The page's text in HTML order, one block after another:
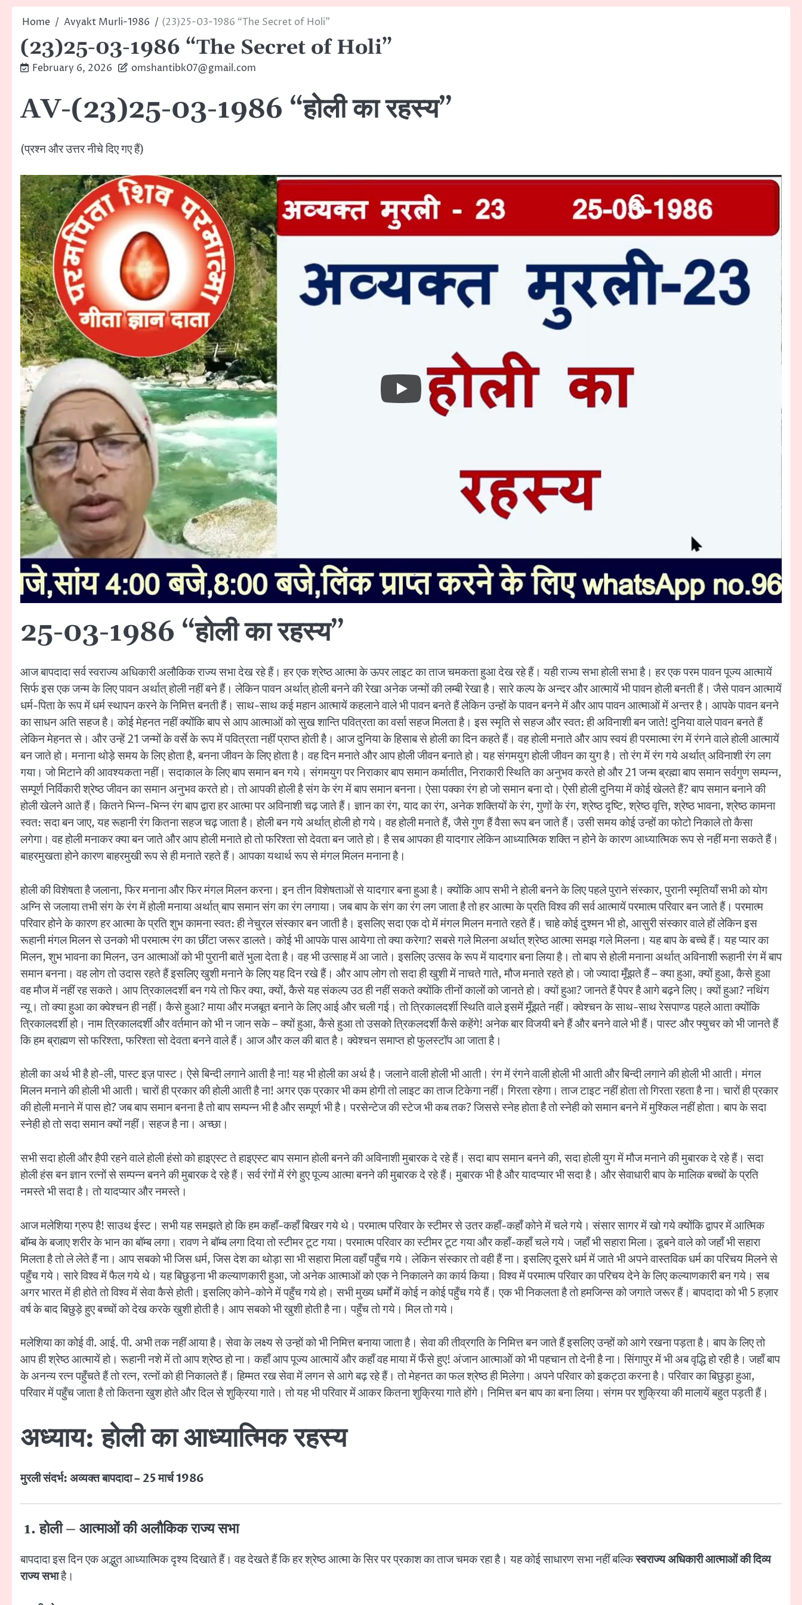
Home Avyakt Murli-1986 (23)25-03-1986 “The Secret of Holi”
(23)25-03-1986 “The Secret of Holi”
February 6, 2026 omshantibk07@gmail.com
AV-(23)25-03-1986 “होली का रहस्य”
(प्रश्न और उत्तर नीचे दिए गए हैं)
25-03-1986 “होली का रहस्य”
आज बापदादा सर्व स्वराज्य अधिकारी अलौकिक राज्य सभा देख रहे हैं। हर एक श्रेष्ठ आत्मा के ऊपर लाइट का ताज चमकता हुआ देख रहे हैं। यही राज्य सभा होली सभा है। हर एक परम पावन पूज्य आत्मायें
सिर्फ इस एक जन्म के लिए पावन अर्थात् होली नहीं बने हैं। लेकिन पावन अर्थात् होली बनने की रेखा अनेक जन्मों की लम्बी रेखा है। सारे कल्प के अन्दर और आत्मायें भी पावन होली बनती हैं। जैसे पावन आत्मायें
धर्म-पिता के रूप में धर्म स्थापन करने के निमित्त बनती हैं। साथ-साथ कई महान आत्मायें कहलाने वाले भी पावन बनते हैं लेकिन उन्हों के पावन बनने में और आप पावन आत्माओं में अन्तर है। आपके पावन बनने
का साधन अति सहज है। कोई मेहनत नहीं क्योंकि बाप से आप आत्माओं को सुख शान्ति पवित्रता का वर्सा सहज मिलता है। इस स्मृति से सहज और स्वत: ही अविनाशी बन जाते! दुनिया वाले पावन बनते हैं
लेकिन मेहनत से। और उन्हें 21 जन्मों के वर्से के रूप में पवित्रता नहीं प्राप्त होती है। आज दुनिया के हिसाब से होली का दिन कहते हैं। वह होली मनाते और आप स्वयं ही परमात्मा रंग में रंगने वाले होली आत्मायें
बन जाते हो। मनाना थोड़े समय के लिए होता है, बनना जीवन के लिए होता है। वह दिन मनाते और आप होली जीवन बनाते हो। यह संगमयुग होली जीवन का युग है। तो रंग में रंग गये अर्थात् अविनाशी रंग लग
गया। जो मिटाने की आवश्यकता नहीं। सदाकाल के लिए बाप समान बन गये। संगमयुग पर निराकार बाप समान कर्मातीत, निराकारी स्थिति का अनुभव करते हो और 21 जन्म ब्रह्मा बाप समान सर्वगुण सम्पन्न,
सम्पूर्ण निर्विकारी श्रेष्ठ जीवन का समान अनुभव करते हो। तो आपकी होली है संग के रंग में बाप समान बनना। ऐसा पक्का रंग हो जो समान बना दो। ऐसी होली दुनिया में कोई खेलते हैं? बाप समान बनाने की
होली खेलने आते हैं। कितने भिन्न-भिन्न रंग बाप द्वारा हर आत्मा पर अविनाशी चढ़ जाते हैं। ज्ञान का रंग, याद का रंग, अनेक शक्तियों के रंग, गुणों के रंग, श्रेष्ठ दृष्टि, श्रेष्ठ वृत्ति, श्रेष्ठ भावना, श्रेष्ठ कामना
स्वत: सदा बन जाए, यह रूहानी रंग कितना सहज चढ़ जाता है। होली बन गये अर्थात् होली हो गये। वह होली मनाते हैं, जैसे गुण हैं वैसा रूप बन जाते हैं। उसी समय कोई उन्हों का फोटो निकाले तो कैसा
लगेगा। वह होली मनाकर क्या बन जाते और आप होली मनाते हो तो फरिश्ता सो देवता बन जाते हो। है सब आपका ही यादगार लेकिन आध्यात्मिक शक्ति न होने के कारण आध्यात्मिक रूप से नहीं मना सकते हैं।
बाहरमुखता होने कारण बाहरमुखी रूप से ही मनाते रहते हैं। आपका यथार्थ रूप से मंगल मिलन मनाना है।
होली की विशेषता है जलाना, फिर मनाना और फिर मंगल मिलन करना। इन तीन विशेषताओं से यादगार बना हुआ है। क्योंकि आप सभी ने होली बनने के लिए पहले पुराने संस्कार, पुरानी स्मृतियाँ सभी को योग
अग्नि से जलाया तभी संग के रंग में होली मनाया अर्थात् बाप समान संग का रंग लगाया। जब बाप के संग का रंग लग जाता है तो हर आत्मा के प्रति विश्व की सर्व आत्मायें परमात्म परिवार बन जाते हैं। परमात्म
परिवार होने के कारण हर आत्मा के प्रति शुभ कामना स्वत: ही नेचुरल संस्कार बन जाती है। इसलिए सदा एक दो में मंगल मिलन मनाते रहते हैं। चाहे कोई दुश्मन भी हो, आसुरी संस्कार वाले हों लेकिन इस
रूहानी मंगल मिलन से उनको भी परमात्म रंग का छींटा जरूर डालते। कोई भी आपके पास आयेगा तो क्या करेगा? सबसे गले मिलना अर्थात् श्रेष्ठ आत्मा समझ गले मिलना। यह बाप के बच्चे हैं। यह प्यार का
मिलन, शुभ भावना का मिलन, उन आत्माओं को भी पुरानी बातें भुला देता है। वह भी उत्साह में आ जाते। इसलिए उत्सव के रूप में यादगार बना लिया है। तो बाप से होली मनाना अर्थात् अविनाशी रूहानी रंग में बाप
समान बनना। वह लोग तो उदास रहते हैं इसलिए खुशी मनाने के लिए यह दिन रखे हैं। और आप लोग तो सदा ही खुशी में नाचते गाते, मौज मनाते रहते हो। जो ज्यादा मूँझते हैं – क्या हुआ, क्यों हुआ, कैसे हुआ
वह मौज में नहीं रह सकते। आप त्रिकालदर्शी बन गये तो फिर क्या, क्यों, कैसे यह संकल्प उठ ही नहीं सकते क्योंकि तीनों कालों को जानते हो। क्यों हुआ? जानते हैं पेपर है आगे बढ़ने लिए। क्यों हुआ? नथिंग
न्यू। तो क्या हुआ का क्वेश्चन ही नहीं। कैसे हुआ? माया और मजबूत बनाने के लिए आई और चली गई। तो त्रिकालदर्शी स्थिति वाले इसमें मूँझते नहीं। क्वेश्चन के साथ-साथ रेसपाण्ड पहले आता क्योंकि
त्रिकालदर्शी हो। नाम त्रिकालदर्शी और वर्तमान को भी न जान सके – क्यों हुआ, कैसे हुआ तो उसको त्रिकलदर्शी कैसे कहेंगे! अनेक बार विजयी बने हैं और बनने वाले भी हैं। पास्ट और फ्युचर को भी जानते हैं
कि हम ब्राह्मण सो फरिश्ता, फरिश्ता सो देवता बनने वाले हैं। आज और कल की बात है। क्वेश्चन समाप्त हो फुलस्टॉप आ जाता है।
होली का अर्थ भी है हो-ली, पास्ट इज़ पास्ट। ऐसे बिन्दी लगाने आती है ना! यह भी होली का अर्थ है। जलाने वाली होली भी आती। रंग में रंगने वाली होली भी आती और बिन्दी लगाने की होली भी आती। मंगल
मिलन मनाने की होली भी आती। चारों ही प्रकार की होली आती है ना! अगर एक प्रकार भी कम होगी तो लाइट का ताज टिकेगा नहीं। गिरता रहेगा। ताज टाइट नहीं होता तो गिरता रहता है ना। चारों ही प्रकार
की होली मनाने में पास हो? जब बाप समान बनना है तो बाप सम्पन्न भी है और सम्पूर्ण भी है। परसेन्टेज की स्टेज भी कब तक? जिससे स्नेह होता है तो स्नेही को समान बनने में मुश्किल नहीं होता। बाप के सदा
स्नेही हो तो सदा समान क्यों नहीं। सहज है ना। अच्छा।
सभी सदा होली और हैपी रहने वाले होली हंसो को हाइएस्ट ते हाइएस्ट बाप समान होली बनने की अविनाशी मुबारक दे रहे हैं। सदा बाप समान बनने की, सदा होली युग में मौज मनाने की मुबारक दे रहे हैं। सदा
होली हंस बन ज्ञान रत्नों से सम्पन्न बनने की मुबारक दे रहे हैं। सर्व रंगों में रंगे हुए पूज्य आत्मा बनने की मुबारक दे रहे हैं। मुबारक भी है और यादप्यार भी सदा है। और सेवाधारी बाप के मालिक बच्चों के प्रति
नमस्ते भी सदा है। तो यादप्यार और नमस्ते।
आज मलेशिया ग्रुप है! साउथ ईस्ट। सभी यह समझते हो कि हम कहाँ-कहाँ बिखर गये थे। परमात्म परिवार के स्टीमर से उतर कहाँ-कहाँ कोने में चले गये। संसार सागर में खो गये क्योंकि द्वापर में आत्मिक
बॉम्ब के बजाए शरीर के भान का बॉम्ब लगा। रावण ने बॉम्ब लगा दिया तो स्टीमर टूट गया। परमात्म परिवार का स्टीमर टूट गया और कहाँ-कहाँ चले गये। जहाँ भी सहारा मिला। डूबने वाले को जहाँ भी सहारा
मिलता है तो ले लेते हैं ना। आप सबको भी जिस धर्म, जिस देश का थोड़ा सा भी सहारा मिला वहाँ पहुँच गये। लेकिन संस्कार तो वही हैं ना। इसलिए दूसरे धर्म में जाते भी अपने वास्तविक धर्म का परिचय मिलने से
पहुँच गये। सारे विश्व में फैल गये थे। यह बिछुड़ना भी कल्याणकारी हुआ, जो अनेक आत्माओं को एक ने निकालने का कार्य किया। विश्व में परमात्म परिवार का परिचय देने के लिए कल्याणकारी बन गये। सब
अगर भारत में ही होते तो विश्व में सेवा कैसे होती। इसलिए कोने-कोने में पहुँच गये हो। सभी मुख्य धर्मों में कोई न कोई पहुँच गये हैं। एक भी निकलता है तो हमजिन्स को जगाते जरूर हैं। बापदादा को भी 5 हज़ार
वर्ष के बाद बिछुड़े हुए बच्चों को देख करके खुशी होती है। आप सबको भी खुशी होती है ना। पहुँच तो गये। मिल तो गये।
मलेशिया का कोई वी. आई. पी. अभी तक नहीं आया है। सेवा के लक्ष्य से उन्हों को भी निमित्त बनाया जाता है। सेवा की तीव्रगति के निमित्त बन जाते हैं इसलिए उन्हों को आगे रखना पड़ता है। बाप के लिए तो
आप ही श्रेष्ठ आत्मायें हो। रूहानी नशे में तो आप श्रेष्ठ हो ना। कहाँ आप पूज्य आत्मायें और कहाँ वह माया में फँसे हुए! अंजान आत्माओं को भी पहचान तो देनी है ना। सिंगापुर में भी अब वृद्धि हो रही है। जहाँ बाप
के अनन्य रत्न पहुँचते हैं तो रत्न, रत्नों को ही निकालते हैं। हिम्मत रख सेवा में लगन से आगे बढ़ रहे हैं। तो मेहनत का फल श्रेष्ठ ही मिलेगा। अपने परिवार को इकट्ठा करना है। परिवार का बिछुड़ा हुआ,
परिवार में पहुँच जाता है तो कितना खुश होते और दिल से शुक्रिया गाते। तो यह भी परिवार में आकर कितना शुक्रिया गाते होंगे। निमित्त बन बाप का बना लिया। संगम पर शुक्रिया की मालायें बहुत पड़ती हैं।
अध्याय: होली का आध्यात्मिक रहस्य
मुरली संदर्भ: अव्यक्त बापदादा – 25 मार्च 1986
1. होली – आत्माओं की अलौकिक राज्य सभा
बापदादा इस दिन एक अद्भुत आध्यात्मिक दृश्य दिखाते हैं। वह देखते हैं कि हर श्रेष्ठ आत्मा के सिर पर प्रकाश का ताज चमक रहा है। यह कोई साधारण सभा नहीं बल्किस्वराज्य अधिकारी आत्माओं की दिव्य
राज्य सभाहै।